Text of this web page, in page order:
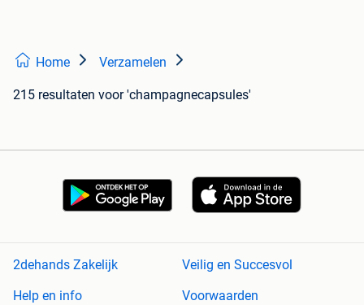
Home Verzamelen
215 resultaten voor 'champagnecapsules'
2dehands Zakelijk
Veilig en Succesvol
Help en info
Voorwaarden